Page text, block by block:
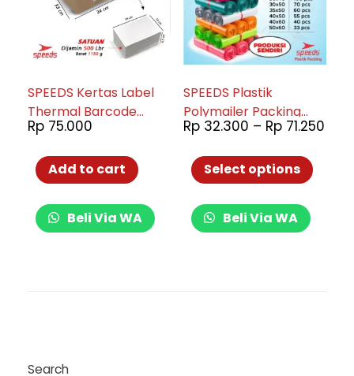
SPEEDS Kertas Label
Thermal Barcode
100x150mm Xprinter
Rp 75.000
Add to cart
Beli Via WA
SPEEDS Plastik
Polymailer Packing
Hitam
Rp32.300 – Rp71.250
Select options
Beli Via WA
Search